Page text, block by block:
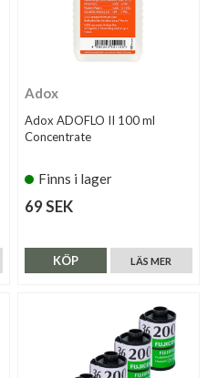
Adox
Adox ADOFLO II 100 ml
Concentrate
Finns i lager
69 SEK
LÄS MER
KÖP